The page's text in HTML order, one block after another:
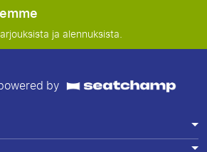
ja alennuksista.
by